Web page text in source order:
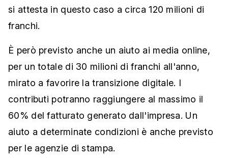
si attesta in questo caso a circa 120 milioni di
franchi.
È però previsto anche un aiuto ai media online,
per un totale di 30 milioni di franchi all'anno,
mirato a favorire la transizione digitale. I
contributi potranno raggiungere al massimo il
60% del fatturato generato dall'impresa. Un
aiuto a determinate condizioni è anche previsto
per le agenzie di stampa.